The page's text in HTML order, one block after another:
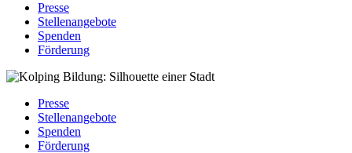
Presse
Stellenangebote
Spenden
Förderung
Presse
Stellenangebote
Spenden
Förderung